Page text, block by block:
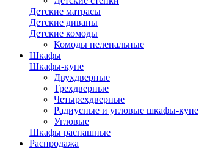
Детские матрасы
Детские диваны
Детские комоды
Комоды пеленальные
Шкафы
Шкафы-купе
Двухдверные
Трехдверные
Четырехдверные
Радиусные и угловые шкафы-купе
Угловые
Шкафы распашные
Распродажа